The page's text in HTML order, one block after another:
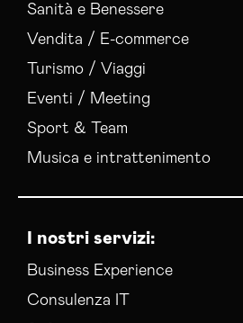
Sanità e Benessere
Vendita / E-commerce
Turismo / Viaggi
Eventi / Meeting
Sport & Team
Musica e intrattenimento
I nostri servizi:
Business Experience
Consulenza IT